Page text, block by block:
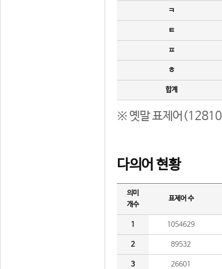
ㅋ
ㅌ
ㅍ
ㅎ
합계
※ 옛말 표제어(12810
다의어 현황
의미
개수
표제어 수
1 1054629
2 89532
3 26601